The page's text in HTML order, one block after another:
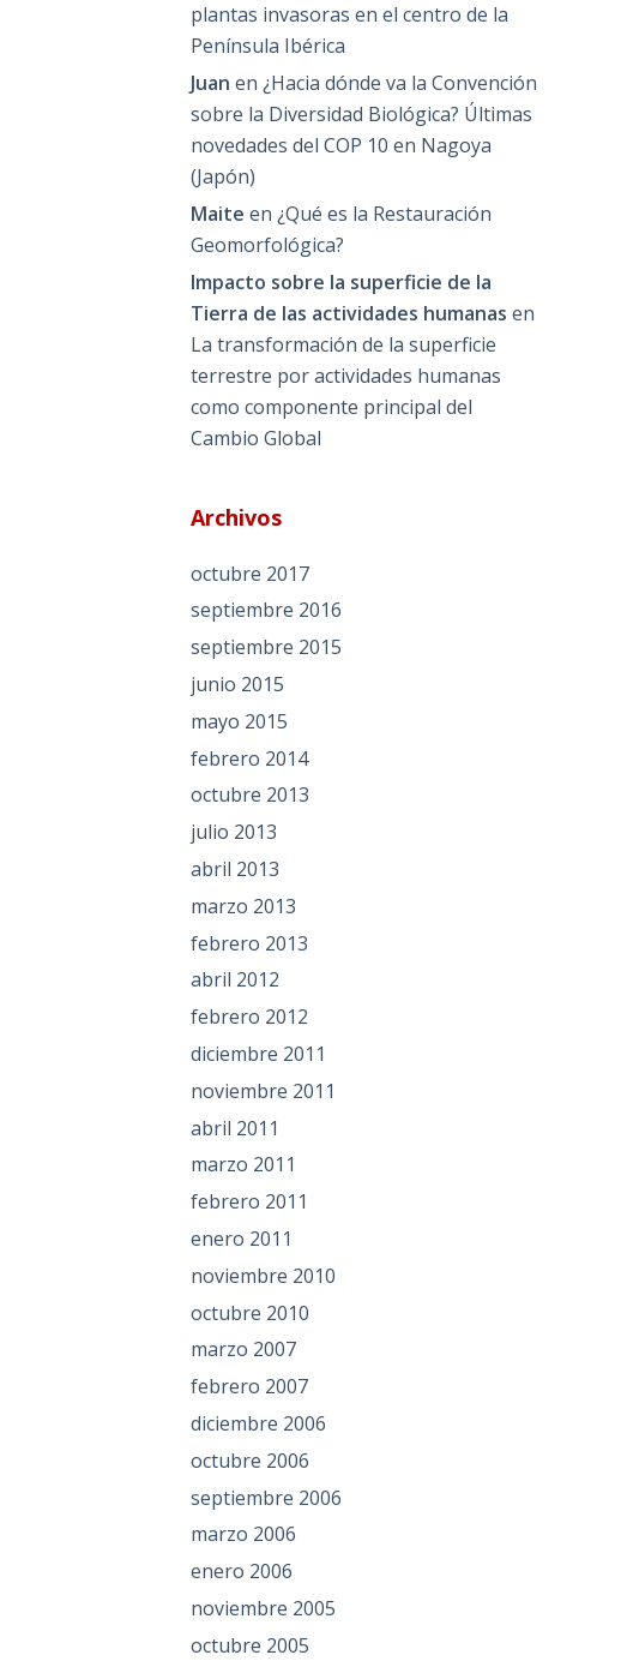
plantas invasoras en el centro de la
Península Ibérica
Juan en¿Hacia dónde va la Convención
sobre la Diversidad Biológica? Últimas
novedades del COP 10 en Nagoya
(Japón)
Maite en¿Qué es la Restauración
Geomorfológica?
Impacto sobre la superficie de la
Tierra de las actividades humanas en
La transformación de la superficie
terrestre por actividades humanas
como componente principal del
Cambio Global
Archivos
octubre 2017
septiembre 2016
septiembre 2015
junio 2015
mayo 2015
febrero 2014
octubre 2013
julio 2013
abril 2013
marzo 2013
febrero 2013
abril 2012
febrero 2012
diciembre 2011
noviembre 2011
abril 2011
marzo 2011
febrero 2011
enero 2011
noviembre 2010
octubre 2010
marzo 2007
febrero 2007
diciembre 2006
octubre 2006
septiembre 2006
marzo 2006
enero 2006
noviembre 2005
octubre 2005